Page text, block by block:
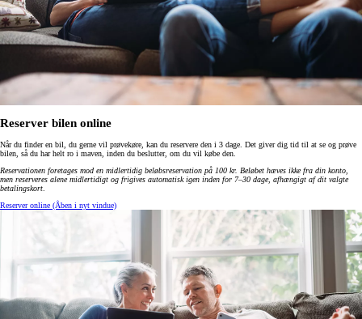
Reserver bilen online
Når du finder en bil, du gerne vil prøvekøre, kan du reservere den i 3 dage. Det giver dig tid til at se og prøve
bilen, så du har helt ro i maven, inden du beslutter, om du vil købe den.
Reservationen foretages mod en midlertidig beløbsreservation på 100 kr. Beløbet hæves ikke fra din konto,
men reserveres alene midlertidigt og frigives automatisk igen inden for 7–30 dage, afhængigt af dit valgte
betalingskort.
Reserver online (Åben i nyt vindue)